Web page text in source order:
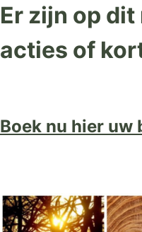
Er zijn op
acties of
Boek nu hier uw